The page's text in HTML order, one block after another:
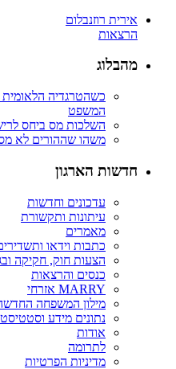
אירית רוזנבלום
הרצאות
מהבלוג
כשהטרגדיה
המשפט
השלכות מס ביחס
משהו שההורים לא
חדשות הארגון
עדכונים וחדשות
עיתונות ותקשורת
מאמרים
כתבות וידאו
הצעות חוק, חקיקה
כנסים והרצאות
MARRY אזרחי
מילון המשפחה
נתונים מידע
אודות
לתרומה
מדיניות הפרטיות